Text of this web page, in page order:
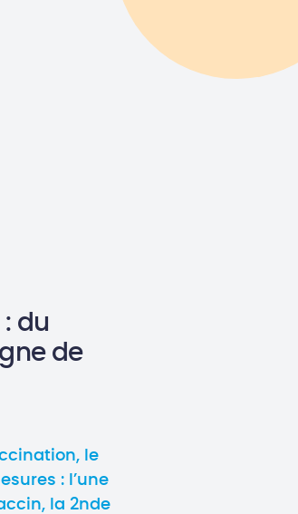
du
de
le
: l’une
la 2nde